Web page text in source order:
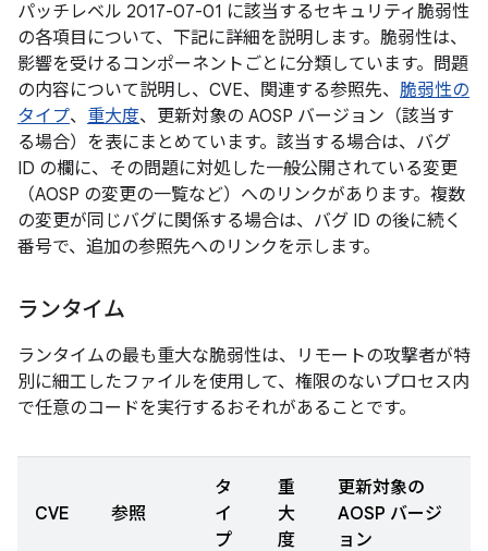
パッチレベル 2017-07-01 に該当するセキュリティ脆弱性
の各項目について、下記に詳細を説明します。脆弱性は、
影響を受けるコンポーネントごとに分類しています。問題
の内容について説明し、CVE、関連する参照先、 脆弱性の
タイプ、 重大度、更新対象の AOSP バージョン（該当す
る場合）を表にまとめています。該当する場合は、バグ
ID の欄に、その問題に対処した一般公開されている変更
（AOSP の変更の一覧など）へのリンクがあります。複数
の変更が同じバグに関係する場合は、バグ ID の後に続く
番号で、追加の参照先へのリンクを示します。
ランタイム
ランタイムの最も重大な脆弱性は、リモートの攻撃者が特
別に細工したファイルを使用して、権限のないプロセス内
で任意のコードを実行するおそれがあることです。
CVE 参照
タ
イ
プ
重
大
度
更新対象の
AOSP バージ
ョン